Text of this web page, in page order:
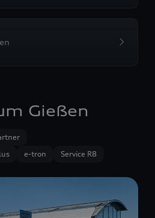
Gießen
e-tron Service R8